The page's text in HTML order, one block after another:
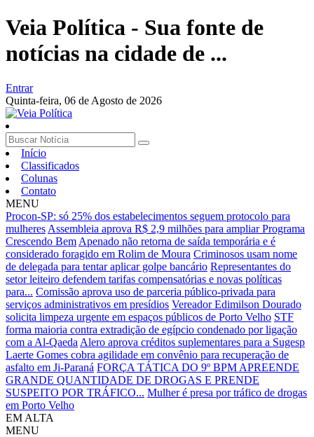
Veia Política - Sua fonte de
notícias na cidade de ...
Entrar
Quinta-feira, 06 de Agosto de 2026
Início
Classificados
Colunas
Contato
MENU
Procon-SP: só 25% dos estabelecimentos seguem protocolo para
mulheres Assembleia aprova R$ 2,9 milhões para ampliar Programa
Crescendo Bem Apenado não retorna de saída temporária e é
considerado foragido em Rolim de Moura Criminosos usam nome
de delegada para tentar aplicar golpe bancário Representantes do
setor leiteiro defendem tarifas compensatórias e novas políticas
para... Comissão aprova uso de parceria público-privada para
serviços administrativos em presídios Vereador Edimilson Dourado
solicita limpeza urgente em espaços públicos de Porto Velho STF
forma maioria contra extradição de egípcio condenado por ligação
com a Al‑Qaeda Alero aprova créditos suplementares para a Sugesp
Laerte Gomes cobra agilidade em convênio para recuperação de
asfalto em Ji-Paraná FORÇA TÁTICA DO 9º BPM APREENDE
GRANDE QUANTIDADE DE DROGAS E PRENDE
SUSPEITO POR TRÁFICO... Mulher é presa por tráfico de drogas
em Porto Velho
EM ALTA
MENU